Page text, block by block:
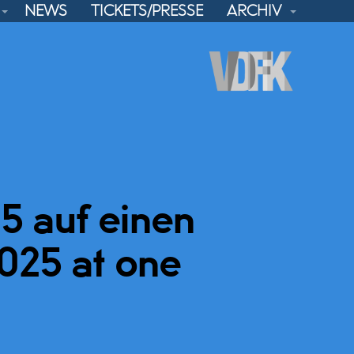
NEWS TICKETS/PRESSE ARCHIV
auf einen
at one